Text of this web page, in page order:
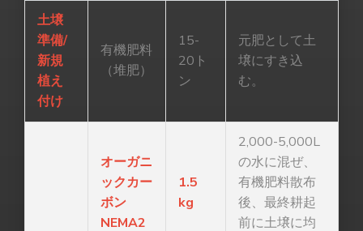
土壌
準備/
新規
植え
付け
有機肥料
（堆肥）
15-
20ト
ン
元肥として土
壌にすき込
む。
オーガニ
ックカー
ボン
NEMA2
1.5
kg
2,000-5,000L
の水に混ぜ、
有機肥料散布
後、最終耕起
前に土壌に均